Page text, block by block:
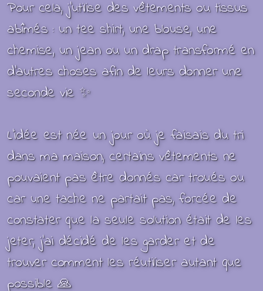
Pour cela, j’utilise des vêtements ou tissus
abîmés : un tee shirt, une blouse, une
chemise, un jean ou un draptransformé en
d'autres choses afin de leurs donner une
seconde vie ✨
L’idée est née un jour où je faisais du tri
dans ma maison, certains vêtements ne
pouvaient pas être donnés car troués ou
car une tache ne partait pas, forcée de
constater que la seule solution était de les
jeter, j’ai décidé de les garder et de
trouver comment les réutiliser autant que
possible 🙏